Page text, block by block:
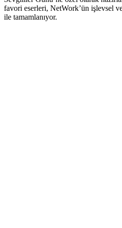
favori eserleri, NetWork’ün işlevsel
ile tamamlanıyor.